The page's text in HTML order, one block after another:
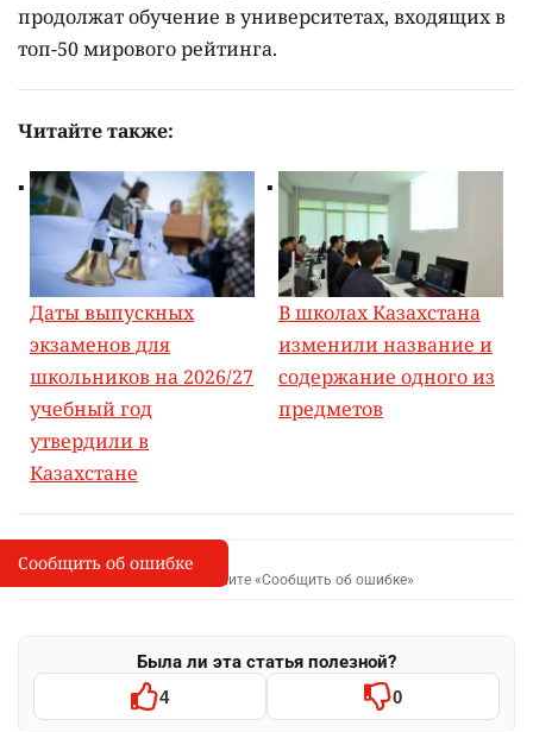
продолжат обучение в университетах, входящих в
топ-50 мирового рейтинга.
Читайте также:
Даты выпускных
экзаменов для
школьников на 2026/27
учебный год
утвердили в
Казахстане
В школах Казахстана
изменили название и
содержание одного из
предметов
I
Сообщить об опечатке
Выделите фрагмент и нажмите «Сообщить об ошибке»
Была ли эта статья полезной?
4 0
Сообщить об ошибке